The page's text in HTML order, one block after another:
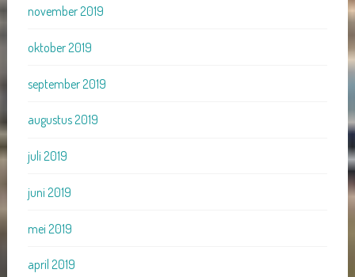
november 2019
oktober 2019
september 2019
augustus 2019
juli 2019
juni 2019
mei 2019
april 2019